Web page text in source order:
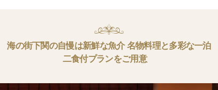
海の街下関の自慢は新鮮な魚介 名物料理と多彩な一泊
二食付プランをご用意